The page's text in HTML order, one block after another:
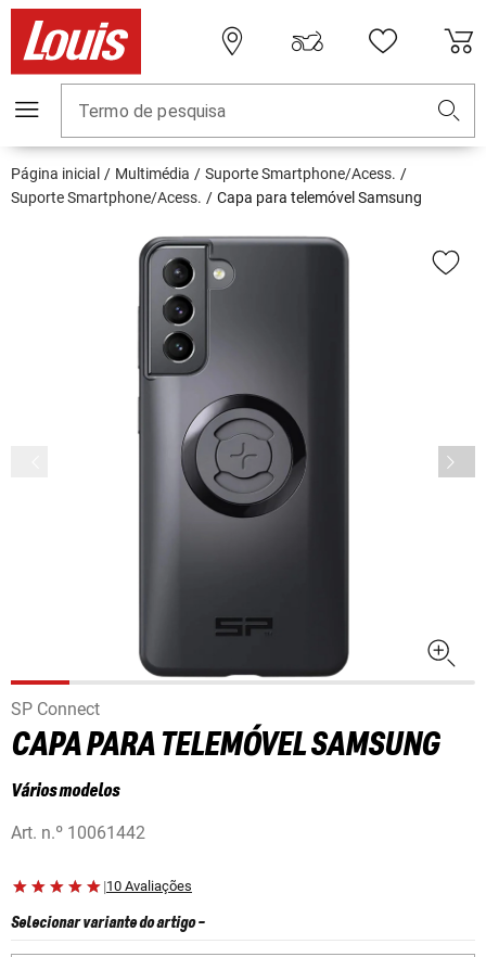
Termo de pesquisa
Página inicial Multimédia
Suporte Smartphone/Acess.
Suporte Smartphone/Acess.
Capa para telemóvel Samsung
SP Connect
CAPA PARA TELEMÓVEL SAMSUNG
Vários modelos
Art. n.º 10061442
|10 Avaliações
Selecionar variante do artigo-